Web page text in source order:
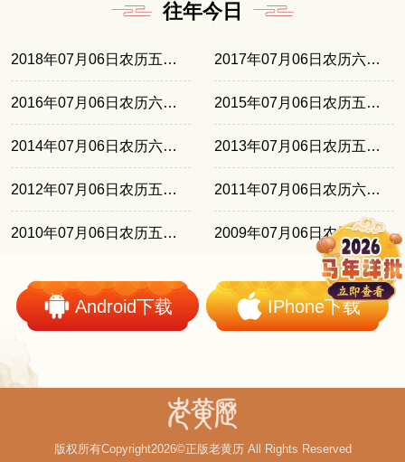
往年今日
2018年07月06日农历五月廿三 2017年07月06日农历六月十三
2016年07月06日农历六月初三 2015年07月06日农历五月廿一
2014年07月06日农历六月初十 2013年07月06日农历五月廿九
2012年07月06日农历五月十八 2011年07月06日农历六月初六
2010年07月06日农历五月廿五 2009年07月06日农历闰五月十四
Android下载 IPhone下载
版权所有Copyright2026©正版老黄历 All Rights Reserved